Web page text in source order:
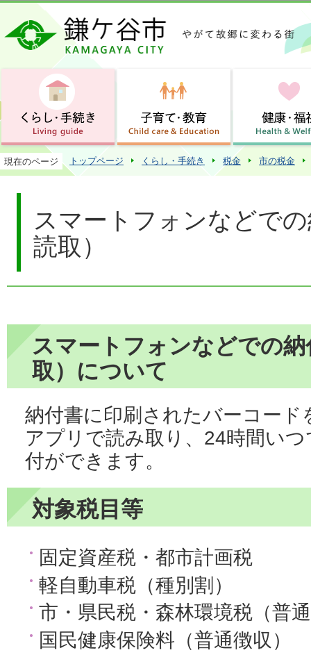
この
現在のページ トップページ くらし・手続き 税金 市の税金
スマートフォンなどで
読取）
スマートフォンなどでの
取）について
納付書に印刷されたバーコー
アプリで読み取り、24時間い
付ができます。
対象税目等
固定資産税・都市計画税
軽自動車税（種別割）
市・県民税・森林環境税（普
国民健康保険料（普通徴収）